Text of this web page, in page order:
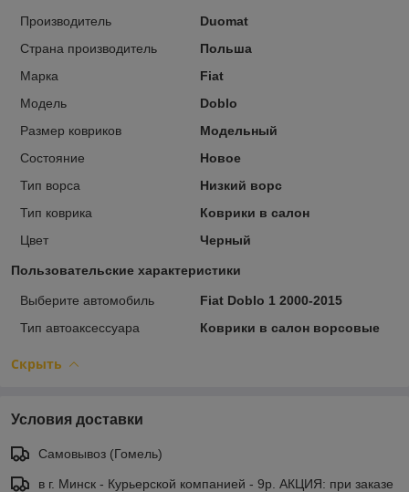
Производитель
Duomat
Страна производитель
Польша
Марка
Fiat
Модель
Doblo
Размер ковриков
Модельный
Состояние
Новое
Тип ворса
Низкий ворс
Тип коврика
Коврики в салон
Цвет
Черный
Пользовательские характеристики
Выберите автомобиль
Fiat Doblo 1 2000-2015
Тип автоаксессуара
Коврики в салон ворсовые
Скрыть
Условия доставки
Самовывоз (Гомель)
в г. Минск - Курьерской компанией - 9р. АКЦИЯ: при заказе